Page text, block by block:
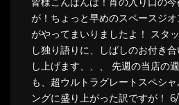
が！ちょっと早めのスペースジ
がやってまいりましたよ！ スタ
し独り語りに、しばしのお付き
し上げます、、、 先週の当店の
も、超ウルトラグレートスペシ
ングに盛り上がった訳ですが！